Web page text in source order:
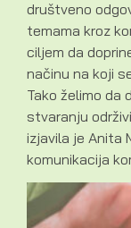
društveno
temama kroz
ciljem da
načinu na koji
Tako želimo da
stvaranju
izjavila je Anita
komunikacija